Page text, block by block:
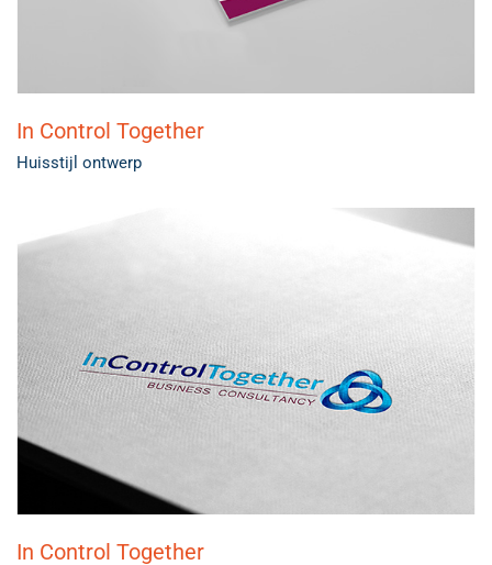
In Control Together
Huisstijl ontwerp
In Control Together